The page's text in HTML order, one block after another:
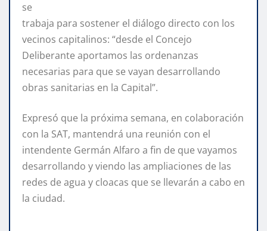
se
trabaja para sostener el diálogo directo con los
vecinos capitalinos: “desde el Concejo
Deliberante aportamos las ordenanzas
necesarias para que se vayan desarrollando
obras sanitarias en la Capital”.
Expresó que la próxima semana, en colaboración
con la SAT, mantendrá una reunión con el
intendente Germán Alfaro a fin de que vayamos
desarrollando y viendo las ampliaciones de las
redes de agua y cloacas que se llevarán a cabo en
la ciudad.